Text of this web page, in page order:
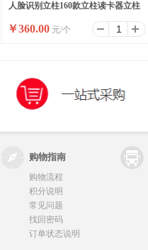
人脸识别立柱160款立柱读卡器立柱
刷卡器立柱按钮立柱
￥360.00 元/个
购物指南
购物流程
积分说明
常见问题
找回密码
订单状态说明